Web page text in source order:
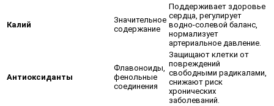
Калий
Значительное
содержание
Поддерживает здоровье
сердца, регулирует
водно-солевой баланс,
нормализует
артериальное давление.
Антиоксиданты
Флавоноиды,
фенольные
соединения
Защищают клетки от
повреждений
свободными радикалами,
снижают риск
хронических
заболеваний.